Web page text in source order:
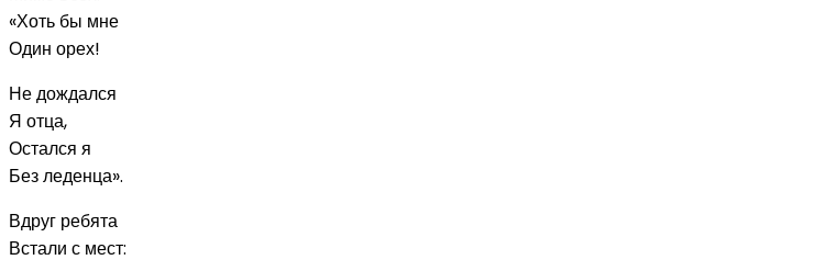
«Хоть бы мне
Один орех!
Не дождался
Я отца,
Остался я
Без леденца».
Вдруг ребята
Встали с мест: